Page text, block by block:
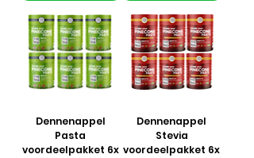
Dennenappel
Pasta
voordeelpakket 6x
Dennenappel
Stevia
voordeelpakket 6x